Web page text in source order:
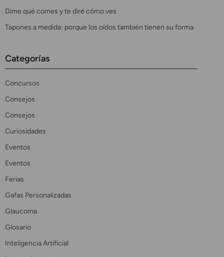
Dime qué comes y te diré cómo ves
Tapones a medida: porque los oídos también tienen su forma
Categorías
Concursos
Consejos
Consejos
Curiosidades
Eventos
Eventos
Ferias
Gafas Personalizadas
Glaucoma
Glosario
Inteligencia Artificial